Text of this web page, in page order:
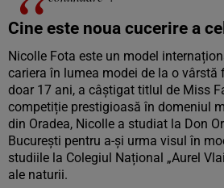
Cine este noua cucerire a
Nicolle Fota este un model
cariera în lumea modei de la o vârstă
doar 17 ani, a câștigat titlul de Miss
competiție prestigioasă în domeniul
din Oradea, Nicolle a studiat la Don
București pentru a-și urma visul în
studiile la Colegiul Național „Aurel
ale naturii.